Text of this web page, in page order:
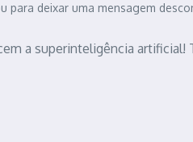
deixar uma mensagem
a superinteligência artificial!